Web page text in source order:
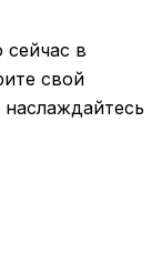
в
свой